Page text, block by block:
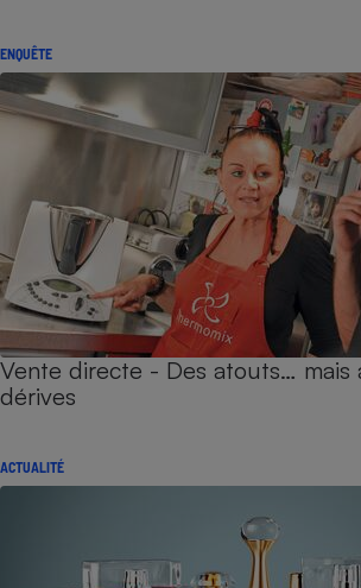
ENQUÊTE
Vente directe - Des atouts… mais
dérives
ACTUALITÉ